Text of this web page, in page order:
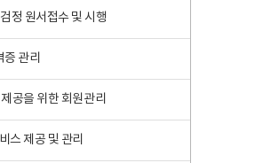
정 원서접수 및 시행
관리
공을 위한 회원관리
스 제공 및 관리